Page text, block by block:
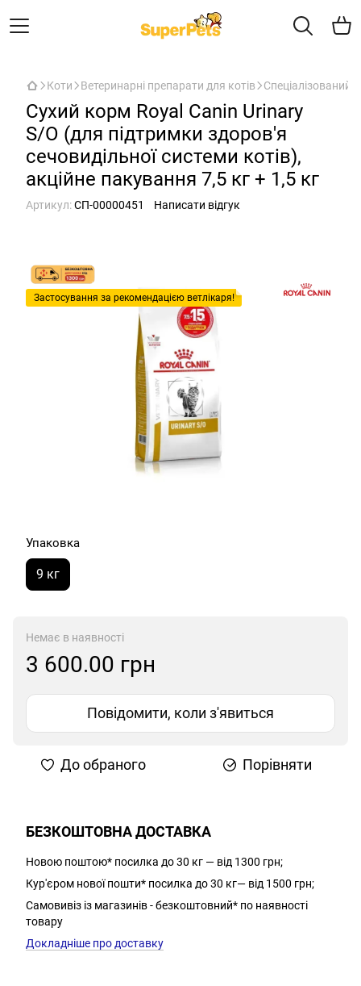
Коти Ветеринарні препарати для котів Спеціалізований
Сухий корм Royal Canin Urinary
S/O (для підтримки здоров'я
сечовидільної системи котів),
акційне пакування 7,5 кг + 1,5 кг
Артикул:СП-00000451 Написати відгук
Застосування за рекомендацією ветлікаря!
Упаковка
9 кг
Немає в наявності
3 600.00 грн
Повідомити, коли з'явиться
До обраного Порівняти
БЕЗКОШТОВНА ДОСТАВКА
Новою поштою* посилка до 30 кг — від 1300 грн;
Кур'єром нової пошти* посилка до 30 кг— від 1500 грн;
Самовивіз із магазинів - безкоштовний* по наявності
товару
Докладніше про доставку